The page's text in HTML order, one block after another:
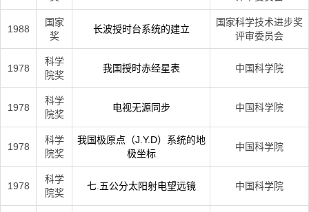
1988
国家
奖
长波授时台系统的建立
国家科学技术进步奖
评审委员会
1978
科学
院奖
我国授时赤经星表 中国科学院
1978
科学
院奖
电视无源同步 中国科学院
1978
科学
院奖
我国极原点（J.Y.D）系统的地
极坐标
中国科学院
1978
科学
院奖
七.五公分太阳射电望远镜 中国科学院